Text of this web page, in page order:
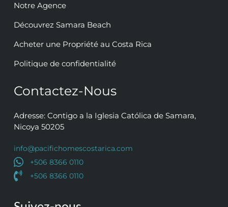
Notre Agence
Découvrez Samara Beach
Acheter une Propriété au Costa Rica
Politique de confidentialité
Contactez-Nous
Adresse: Contigo a la Iglesia Católica de Samara,
Nicoya 50205
info@pacifichomescostarica.com
+506 8366 0110
+506 8366 0110